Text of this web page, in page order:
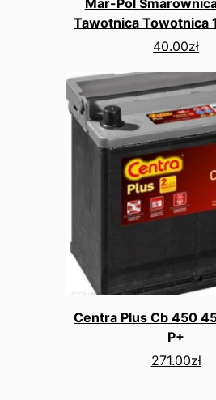
Mar-Pol
Tawotnica Towotnica
40.00zł
Centra Plus Cb 450
P+
271.00zł